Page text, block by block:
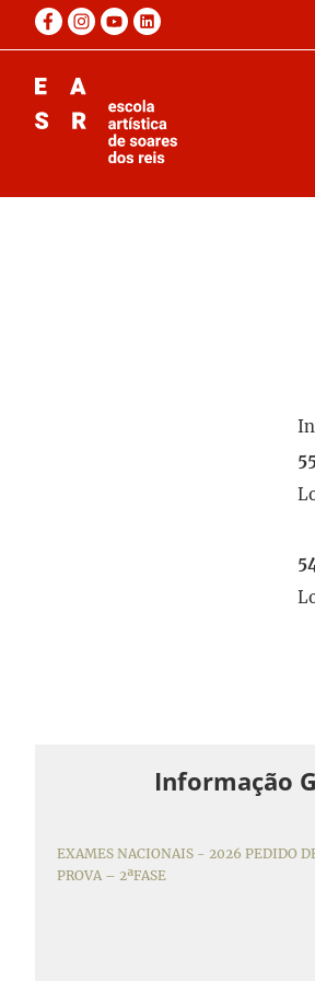
Informação
EXAMES NACIONAIS - 2026 PEDIDO
PROVA – 2ªFASE